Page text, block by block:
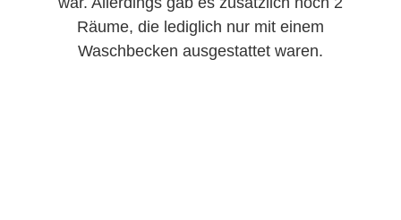
Räume, die lediglich nur mit einem
Waschbecken ausgestattet waren.